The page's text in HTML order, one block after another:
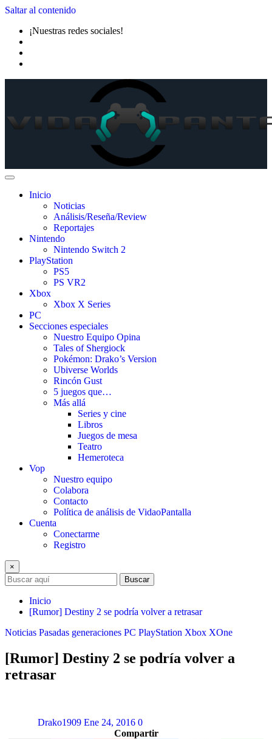
Saltar al contenido
¡Nuestras redes sociales!
Inicio
Noticias
Análisis/Reseña/Review
Reportajes
Nintendo
Nintendo Switch 2
PlayStation
PS5
PS VR2
Xbox
Xbox X Series
PC
Secciones especiales
Nuestro Equipo Opina
Tales of Shergiock
Pokémon: Drako’s Version
Ubiverse Worlds
Rincón Gust
5 juegos que…
Más allá
Series y cine
Libros
Juegos de mesa
Teatro
Hemeroteca
Vop
Nuestro equipo
Colabora
Contacto
Política de análisis de VidaoPantalla
Cuenta
Conectarme
Registro
×
Buscar
Inicio
[Rumor] Destiny 2 se podría volver a retrasar
Noticias Pasadas generaciones PC PlayStation Xbox XOne
[Rumor] Destiny 2 se podría volver a
retrasar
Drako1909 Ene 24, 2016 0
Compartir